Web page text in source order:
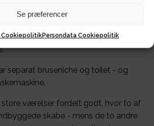
Se præferencer
CookiepolitikPersondata Cookiepolitik
komfur, emhætte og
separat bruseniche og toilet - og
store værelser fordelt godt, hvor to af
skabe - mens de to andre